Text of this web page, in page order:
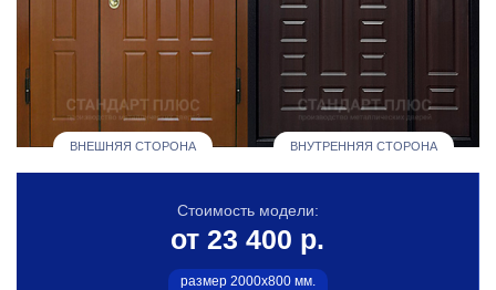
ВНЕШНЯЯ СТОРОНА ВНУТРЕННЯЯ СТОРОНА
Стоимость модели:
от 23 400 р.
размер 2000х800 мм.